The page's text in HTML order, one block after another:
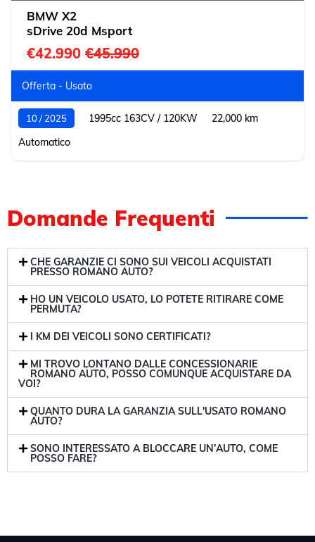
BMW X2
sDrive 20d Msport
€42.990 €45.990
Offerta - Usato
10 / 2025 1995cc 163CV / 120KW
22,000 km
Automatico
Domande Frequenti
CHE GARANZIE CI SONO SUI VEICOLI ACQUISTATI
PRESSO ROMANO AUTO?
HO UN VEICOLO USATO, LO POTETE RITIRARE COME
PERMUTA?
I KM DEI VEICOLI SONO CERTIFICATI?
MI TROVO LONTANO DALLE CONCESSIONARIE
ROMANO AUTO, POSSO COMUNQUE ACQUISTARE DA
VOI?
QUANTO DURA LA GARANZIA SULL'USATO ROMANO
AUTO?
SONO INTERESSATO A BLOCCARE UN’AUTO, COME
POSSO FARE?